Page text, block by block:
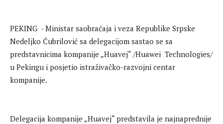
PEKING ‭ ‬- Ministar saobraćaja i veza Republike Srpske
Nedeljko Čubrilović sa delegacijom sastao se sa
predstavnicima kompanije „Huavej“ /Huawei‭ ‬ Technologies/
u Pekingu i posjetio istraživačko-razvojni centar
kompanije.
Delegacija kompanije „Huavej“ predstavila je najnaprednije